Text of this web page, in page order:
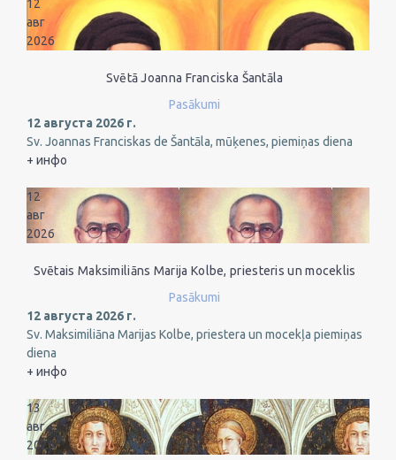
12
авг
2026
Svētā Joanna Franciska Šantāla
Pasākumi
12 августа 2026 г.
Sv. Joannas Franciskas de Šantāla, mūķenes, piemiņas diena
+ инфо
12
авг
2026
Svētais Maksimiliāns Marija Kolbe, priesteris un moceklis
Pasākumi
12 августа 2026 г.
Sv. Maksimiliāna Marijas Kolbe, priestera un mocekļa piemiņas
diena
+ инфо
13
авг
2026